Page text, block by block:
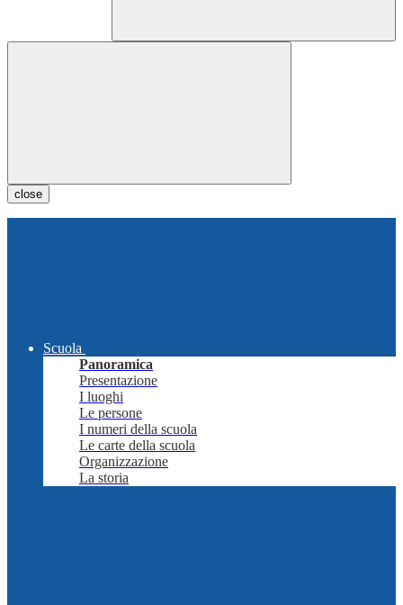
close
Scuola
Panoramica
Presentazione
I luoghi
Le persone
I numeri della scuola
Le carte della scuola
Organizzazione
La storia